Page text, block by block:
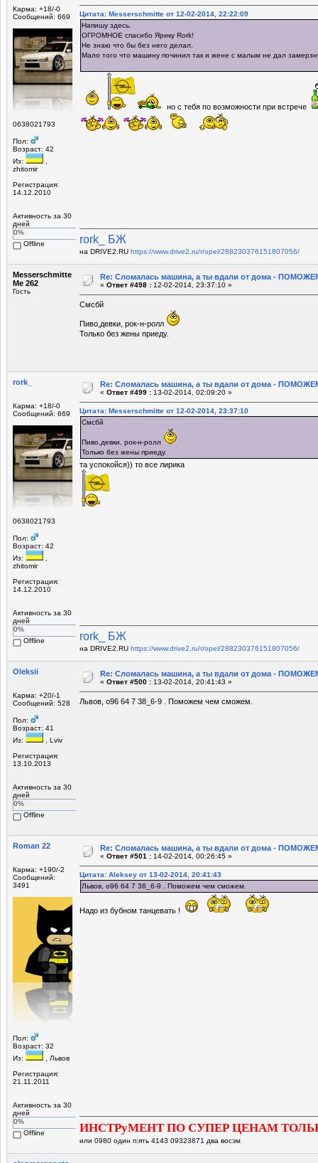
Карма: +18/-0
Сообщений: 669
0638021793
Пол:
Возраст: 42
Из:
zhitomir
Регистрация:
14.12.2010
Активность за 30
дней
0%
Offline
Цитата: Messerschmitte от 12-02-2014, 22:22:09
Напишу здесь.
ОГРОМНОЕ спасибо Ярику Rork!
Не знаю что бы без него делал.
Мало того что машину починил так и жене с малым не дал
но с тебя по возможности при встрече
rork_ БЖ
на DRIVE2.RU https://www.drive2.ru/r/opel/288230376151807056/
Messerschmitte
Me 262
Гость
Re: Сломалась машина, а ты вдали от дома -
« Ответ #498 : 12-02-2014, 23:37:10 »
Смсбй
Пиво,девки, рок-н-ролл
Только без жены приеду.
rork_
Карма: +18/-0
Сообщений: 669
0638021793
Пол:
Возраст: 42
Из:
zhitomir
Регистрация:
14.12.2010
Активность за 30
дней
0%
Offline
Re: Сломалась машина, а ты вдали от дома -
« Ответ #499 : 13-02-2014, 02:09:20 »
Цитата: Messerschmitte от 12-02-2014, 23:37:10
Смсбй
Пиво,девки, рок-н-ролл
Только без жены приеду.
та успокойся)) то все лирика
rork_ БЖ
на DRIVE2.RU https://www.drive2.ru/r/opel/288230376151807056/
Oleksii
Карма: +20/-1
Сообщений: 528
Пол:
Возраст: 41
Из:
, Lviv
Регистрация:
13.10.2013
Активность за 30
дней
0%
Offline
Re: Сломалась машина, а ты вдали от дома -
« Ответ #500 : 13-02-2014, 20:41:43 »
Львов, о96 64 7 38_6-9 . Поможем чем сможем.
Roman 22
Карма: +190/-2
Сообщений:
3491
Пол:
Возраст: 32
Из:
, Львов
Регистрация:
21.11.2011
Активность за 30
дней
0%
Offline
Re: Сломалась машина, а ты вдали от дома -
« Ответ #501 : 14-02-2014, 00:26:45 »
Цитата: Aleksey от 13-02-2014, 20:41:43
Львов, о96 64 7 38_6-9 . Поможем чем сможем.
Надо из бубном танцевать !
ИНСТРуМЕНТ ПО СУПЕР ЦЕНАМ
или 0980 один п:ять 4143 09323871 два восэм